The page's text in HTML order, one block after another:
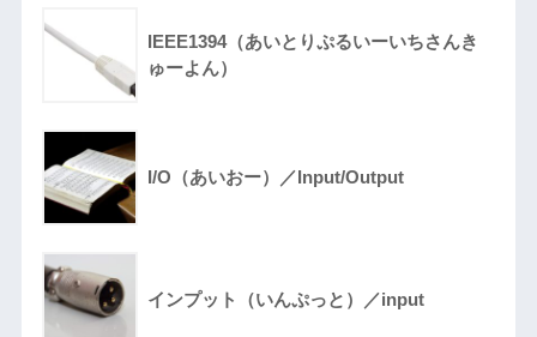
IEEE1394（あいとりぷるいーいちさんき
ゅーよん）
I/O（あいおー）／Input/Output
インプット（いんぷっと）／input